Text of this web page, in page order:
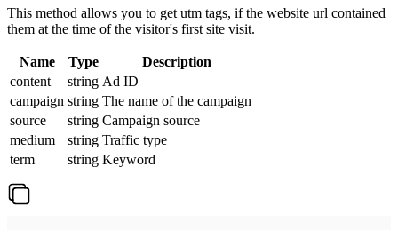
This method allows you to get utm tags, if the website url contained
them at the time of the visitor's first site visit.
Name Type
Description
content
string Ad ID
campaign string The name of the campaign
source
string Campaign source
medium
string Traffic type
term
string Keyword